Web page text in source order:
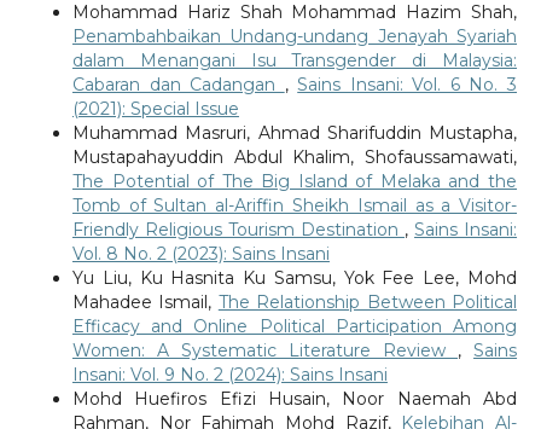
Mohammad Hariz Shah Mohammad Hazim Shah,
Penambahbaikan Undang-undang Jenayah Syariah
dalam Menangani Isu Transgender di Malaysia:
Cabaran dan Cadangan ,Sains Insani: Vol. 6 No. 3
(2021): Special Issue
Muhammad Masruri, Ahmad Sharifuddin Mustapha,
Mustapahayuddin Abdul Khalim, Shofaussamawati,
The Potential of The Big Island of Melaka and the
Tomb of Sultan al-Ariffin Sheikh Ismail as a Visitor-
Friendly Religious Tourism Destination ,Sains Insani:
Vol. 8 No. 2 (2023): Sains Insani
Yu Liu, Ku Hasnita Ku Samsu, Yok Fee Lee, Mohd
Mahadee Ismail, The Relationship Between Political
Efficacy and Online Political Participation Among
Women: A Systematic Literature Review ,Sains
Insani: Vol. 9 No. 2 (2024): Sains Insani
Mohd Huefiros Efizi Husain, Noor Naemah Abd
Rahman, Nor Fahimah Mohd Razif, Kelebihan Al-